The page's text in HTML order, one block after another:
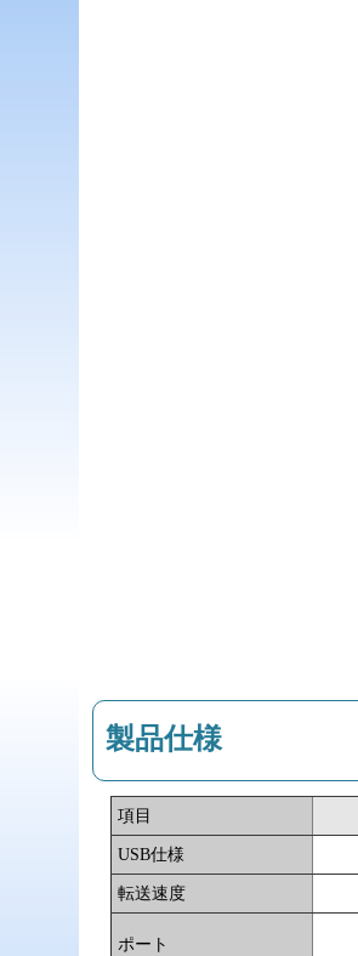
製品仕様
項目
USB仕様
転送速度
ポート